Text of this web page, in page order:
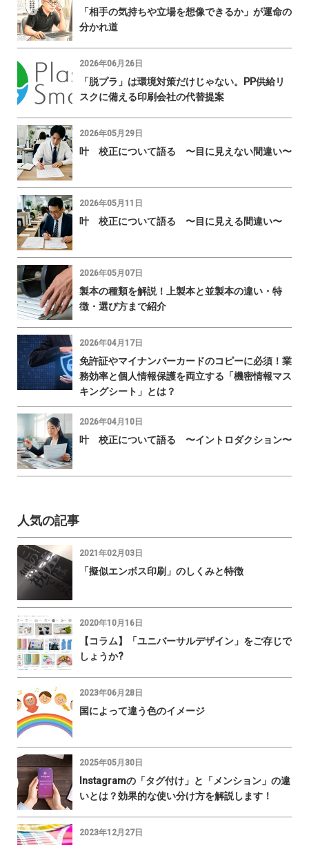
「相手の気持ちや立場を想像できるか」が運命の
分かれ道
2026年06月26日
「脱プラ」は環境対策だけじゃない。PP供給リ
スクに備える印刷会社の代替提案
2026年05月29日
叶 校正について語る 〜目に見えない間違い〜
2026年05月11日
叶 校正について語る 〜目に見える間違い〜
2026年05月07日
製本の種類を解説！上製本と並製本の違い・特
徴・選び方まで紹介
2026年04月17日
免許証やマイナンバーカードのコピーに必須！業
務効率と個人情報保護を両立する「機密情報マス
キングシート」とは？
2026年04月10日
叶 校正について語る 〜イントロダクション〜
人気の記事
2021年02月03日
「擬似エンボス印刷」のしくみと特徴
2020年10月16日
【コラム】「ユニバーサルデザイン」をご存じで
しょうか?
2023年06月28日
国によって違う色のイメージ
2025年05月30日
Instagramの「タグ付け」と「メンション」の違
いとは？効果的な使い分け方を解説します！
2023年12月27日